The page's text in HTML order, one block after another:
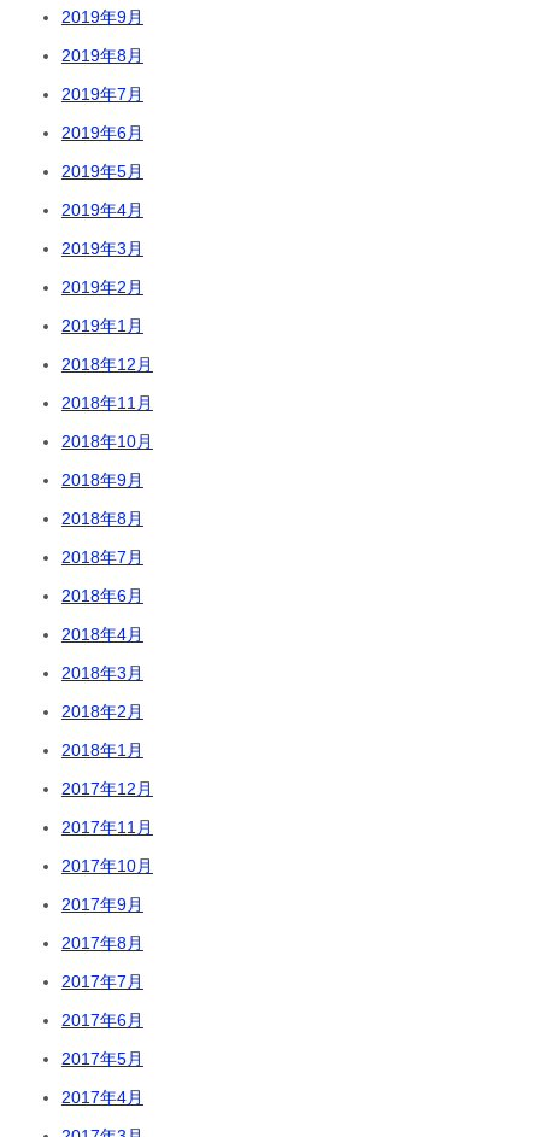
2019年9月
2019年8月
2019年7月
2019年6月
2019年5月
2019年4月
2019年3月
2019年2月
2019年1月
2018年12月
2018年11月
2018年10月
2018年9月
2018年8月
2018年7月
2018年6月
2018年4月
2018年3月
2018年2月
2018年1月
2017年12月
2017年11月
2017年10月
2017年9月
2017年8月
2017年7月
2017年6月
2017年5月
2017年4月